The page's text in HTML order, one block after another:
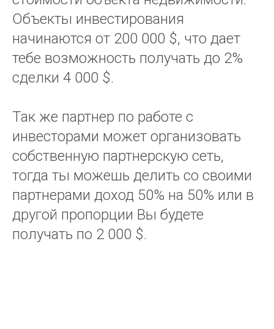
Объекты инвестирования
начинаются от 200 000 $, что дает
тебе возможность получать до 2%
сделки 4 000 $.
Так же партнер по работе с
инвесторами может организовать
собственную партнерскую сеть,
тогда ты можешь делить со своими
партнерами доход 50% на 50% или в
другой пропорции Вы будете
получать по 2 000 $.